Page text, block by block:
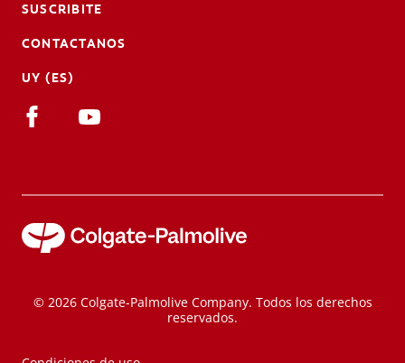
SUSCRIBITE
CONTACTANOS
UY (ES)
© 2026 Colgate-Palmolive Company. Todos los derechos
reservados.